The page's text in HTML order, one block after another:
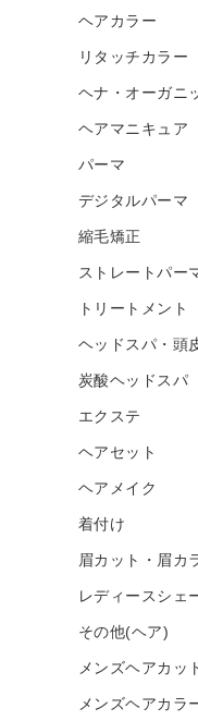
ヘアカラー
リタッチカラー
ヘナ・オーガニ
ヘアマニキュア
パーマ
デジタルパーマ
縮毛矯正
ストレートパー
トリートメント
ヘッドスパ・頭
炭酸ヘッドスパ
エクステ
ヘアセット
ヘアメイク
着付け
眉カット・眉カ
レディースシェ
その他(ヘア)
メンズヘアカッ
メンズヘアカラ